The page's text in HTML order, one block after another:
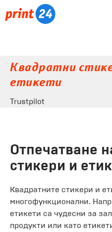
Квадратни
етикети
Trustpilot
Отпечатване
стикери и
Квадратните стикери и
многофункционални.
етикети са чудесни за
продукти или като